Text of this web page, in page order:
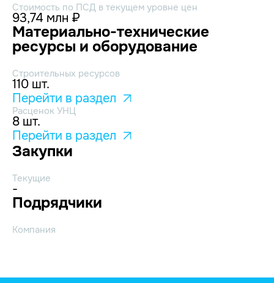
Стоимость по ПСД в текущем уровне цен
93,74 млн ₽
Материально-технические
ресурсы и оборудование
Строительных ресурсов
110 шт.
Перейти в раздел
Расценок УНЦ
8 шт.
Перейти в раздел
Закупки
Текущие
-
Подрядчики
Компания